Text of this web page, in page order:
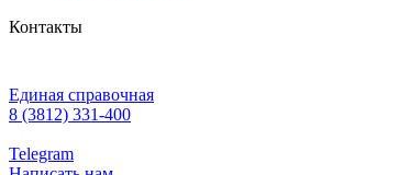
Контакты
Единая справочная
8 (3812) 331-400
Telegram